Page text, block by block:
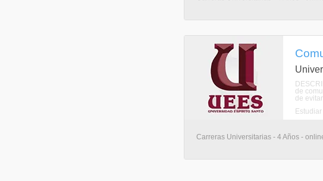
de
de
Carreras Universitarias - 4 Años -